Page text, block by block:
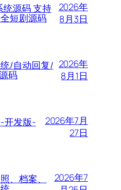
源码 支持
短剧源码
2026年
8月3日
/自动回复/
码
2026年
8月1日
开发版-
2026年7月
27日
、档案、
2026年7